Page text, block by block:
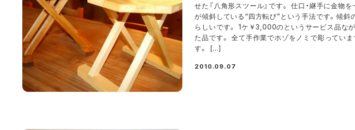
せた『八角形スツール』です。 仕口・継手に金物
が傾斜している“四方転び”という手法です。傾斜
らしいです。 1ケ￥3,000のというサービス品な
た品です。 全て手作業でホゾをノミで彫ってい
す。 […]
投稿日
2010.09.07